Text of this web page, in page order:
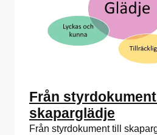
Från styrdokument
skaparglädje
Från styrdokument till